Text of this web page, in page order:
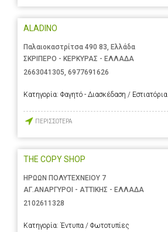
ALADINO
Παλαιοκαστρίτσα 490 83, Ελλάδα
ΣΚΡΙΠΕΡΟ - ΚΕΡΚΥΡΑΣ - ΕΛΛΑΔΑ
2663041305, 6977691626
Κατηγορία: Φαγητό - Διασκέδαση / Εστιατόρια
ΠΕΡΙΣΣΟΤΕΡΑ
THE COPY SHOP
ΗΡΩΩΝ ΠΟΛΥΤΕΧΝΕΙΟΥ 7
ΑΓ.ΑΝΑΡΓΥΡΟΙ - ΑΤΤΙΚΗΣ - ΕΛΛΑΔΑ
2102611328
Κατηγορία: Έντυπα / Φωτοτυπίες